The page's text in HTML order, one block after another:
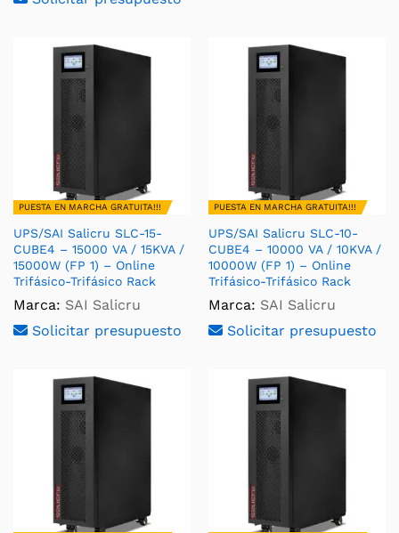
PUESTA EN MARCHA GRATUITA!!!
UPS/SAI Salicru SLC-15-
CUBE4 – 15000 VA / 15KVA /
15000W (FP 1) – Online
Trifásico-Trifásico Rack
Marca: SAI Salicru
Solicitar presupuesto
PUESTA EN MARCHA GRATUITA!!!
UPS/SAI Salicru SLC-10-
CUBE4 – 10000 VA / 10KVA /
10000W (FP 1) – Online
Trifásico-Trifásico Rack
Marca: SAI Salicru
Solicitar presupuesto